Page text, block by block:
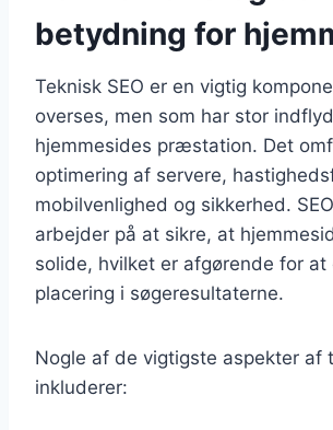
betydning for
Teknisk SEO er en vigtig
overses, men som har stor
hjemmesides præstation. Det
optimering af servere,
mobilvenlighed og sikkerhed.
arbejder på at sikre, at
solide, hvilket er afgørende for at
placering i søgeresultaterne.
Nogle af de vigtigste aspekter af
inkluderer: